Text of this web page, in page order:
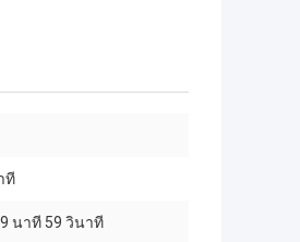
ที
นาที 59 วินาที